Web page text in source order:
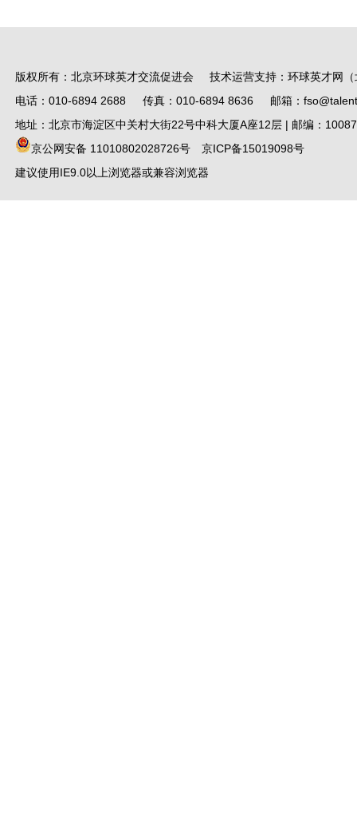
版权所有：北京环球英才交流促进会 技术运营支持：环球英才网（
电话：010-6894 2688 传真：010-6894 8636 邮箱：
地址：北京市海淀区中关村大街22号中科大厦A座12层 | 邮编：
京公网安备 11010802028726号
京ICP备15019098号
建议使用IE9.0以上浏览器或兼容浏览器